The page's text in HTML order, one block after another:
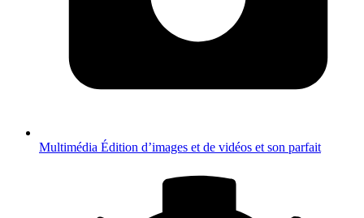
Multimédia Édition d’images et de vidéos et son parfait